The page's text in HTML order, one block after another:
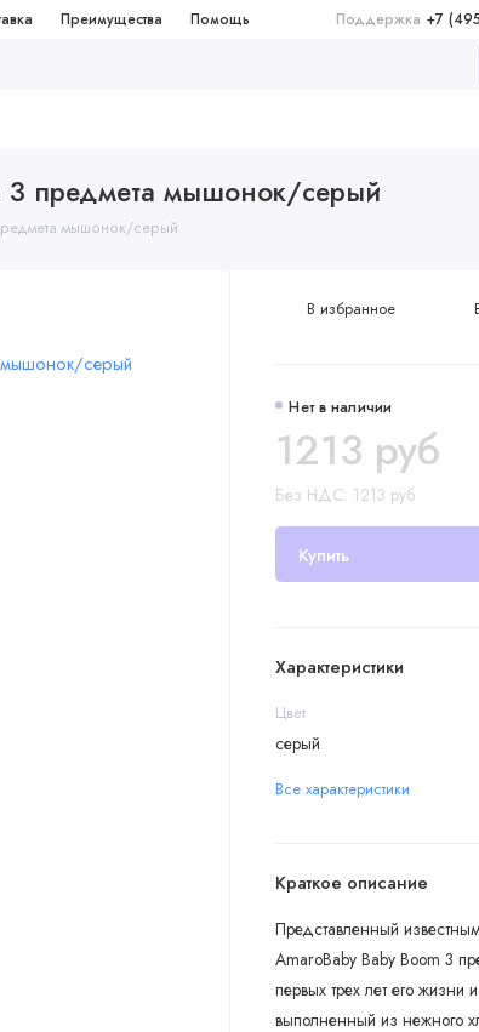
Преимущества Помощь Поддержка +7
3 предмета мышонок/серый
мышонок/серый
Нет в наличии
1213 руб
Без НДС: 1213 руб
Купить
В избранное
Характеристики
Цвет
серый
Все характеристики
Краткое описание
Представленный
AmaroBaby Baby Boom 3
первых трех лет его
выполненный из нежного